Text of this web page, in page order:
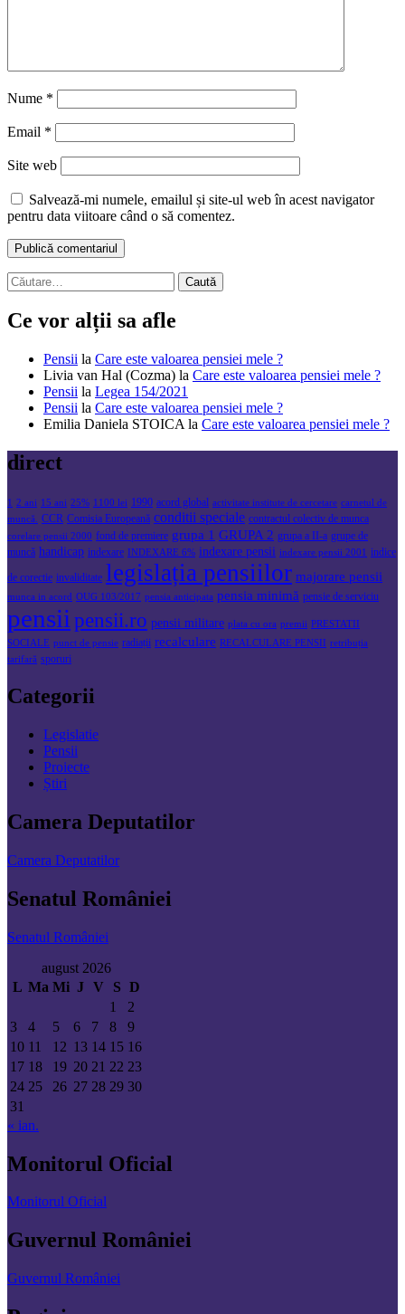
Nume *
Email *
Site web
Salvează-mi numele, emailul și site-ul web în acest navigator
pentru data viitoare când o să comentez.
Caută
după:
Ce vor alții sa afle
Pensii la Care este valoarea pensiei mele ?
Livia van Hal (Cozma) la Care este valoarea pensiei mele ?
Pensii la Legea 154/2021
Pensii la Care este valoarea pensiei mele ?
Emilia Daniela STOICA la Care este valoarea pensiei mele ?
direct
1 2 ani 15 ani 25% 1100 lei 1990 acord global activitate institute de cercetare carnetul de
muncă.
CCR Comisia Europeană conditii speciale contractul colectiv de munca
corelare pensii 2000 fond de premiere grupa 1 GRUPA 2 grupa a II-a grupe de
muncă handicap indexare INDEXARE 6% indexare pensii indexare pensii 2001
indice
de corectie invaliditate legislația pensiilor majorare pensii
munca in acord OUG 103/2017 pensia anticipata pensia minimă pensie de serviciu
pensii pensii.ro pensii militare plata cu ora premii PRESTATII
SOCIALE punct de pensie radiații recalculare RECALCULARE PENSII retribuția
tarifară sporuri
Categorii
Legislatie
Pensii
Proiecte
Știri
Camera Deputatilor
Camera Deputatilor
Senatul României
Senatul României
august 2026
L Ma Mi J V S D
1
2
3
4 5 6 7 8
9
10 11 12 13 14 15 16
17 18 19 20 21 22 23
24 25 26 27 28 29 30
31
« ian.
Monitorul Oficial
Monitorul Oficial
Guvernul României
Guvernul României